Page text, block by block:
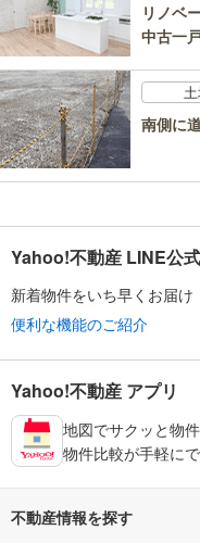
リノベ
中古一
南側に
Yahoo!不動産 LINE公
新着物件をいち早くお届け
便利な機能のご紹介
Yahoo!不動産 アプリ
地図でサクッと物
物件比較が手軽に
不動産情報を探す